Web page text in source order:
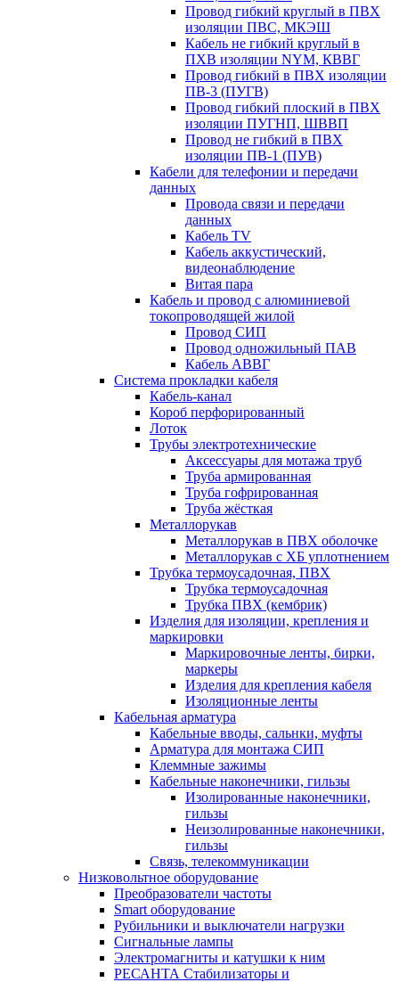
Провод гибкий круглый в ПВХ
изоляции ПВС, МКЭШ
Кабель не гибкий круглый в
ПХВ изоляции NYM, КВВГ
Провод гибкий в ПВХ изоляции
ПВ-3 (ПУГВ)
Провод гибкий плоский в ПВХ
изоляции ПУГНП, ШВВП
Провод не гибкий в ПВХ
изоляции ПВ-1 (ПУВ)
Кабели для телефонии и передачи
данных
Провода связи и передачи
данных
Кабель TV
Кабель аккустический,
видеонаблюдение
Витая пара
Кабель и провод с алюминиевой
токопроводящей жилой
Провод СИП
Провод одножильный ПАВ
Кабель АВВГ
Система прокладки кабеля
Кабель-канал
Короб перфорированный
Лоток
Трубы электротехнические
Аксессуары для мотажа труб
Труба армированная
Труба гофрированная
Труба жёсткая
Металлорукав
Металлорукав в ПВХ оболочке
Металлорукав с ХБ уплотнением
Трубка термоусадочная, ПВХ
Трубка термоусадочная
Трубка ПВХ (кембрик)
Изделия для изоляции, крепления и
маркировки
Маркировочные ленты, бирки,
маркеры
Изделия для крепления кабеля
Изоляционные ленты
Кабельная арматура
Кабельные вводы, сальнки, муфты
Арматура для монтажа СИП
Клеммные зажимы
Кабельные наконечники, гильзы
Изолированные наконечники,
гильзы
Неизолированные наконечники,
гильзы
Связь, телекоммуникации
Низковольтное оборудование
Преобразователи частоты
Smart оборудование
Рубильники и выключатели нагрузки
Сигнальные лампы
Электромагниты и катушки к ним
РЕСАНТА Стабилизаторы и